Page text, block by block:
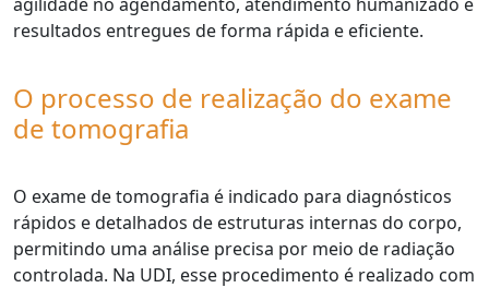
resultados entregues de forma rápida e eficiente.
O processo de realização do exame
de tomografia
O exame de tomografia é indicado para diagnósticos
rápidos e detalhados de estruturas internas do corpo,
permitindo uma análise precisa por meio de radiação
controlada. Na UDI, esse procedimento é realizado com